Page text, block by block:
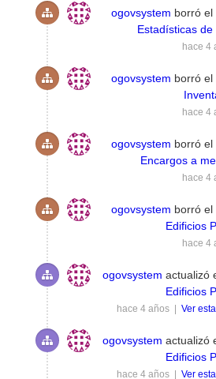
ogovsystem borró el
Estadísticas
hace 4
ogovsystem borró el
hace 4
ogovsystem borró el
Encargos a
hace 4
ogovsystem borró el
Edificios
hace 4
ogovsystem actualizó
Edificios
hace 4 años | Ver
ogovsystem actualizó
Edificios
hace 4 años | Ver